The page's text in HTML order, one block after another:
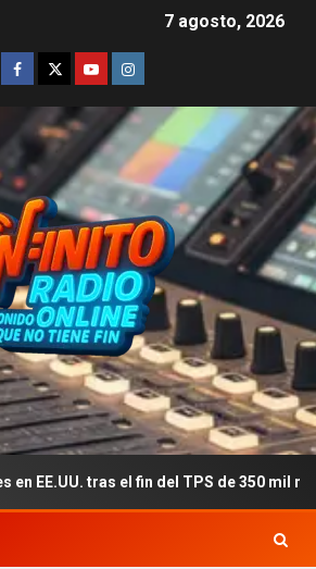
7 agosto, 2026
el fin del TPS de 350 mil migrantes